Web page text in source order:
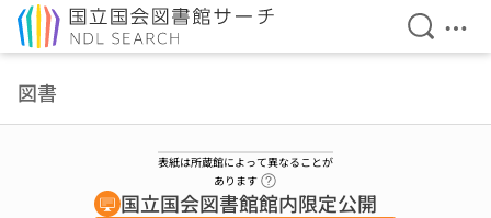
検索を
メ
図書
表紙は所蔵館によって異なることが
あります
国立国会図書館館内限定公開